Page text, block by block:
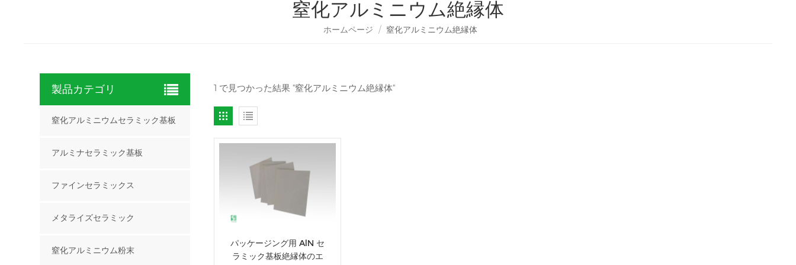
窒化アルミニウム絶縁体
ホームページ / 窒化アルミニウム絶縁体
1 で見つかった結果 "窒化アルミニウム絶縁体"
パッケージング用 AlN セ
ラミック基板絶縁体のエ
製品カテゴリ
窒化アルミニウムセラミック基板
アルミナセラミック基板
ファインセラミックス
メタライズセラミック
窒化アルミニウム粉末